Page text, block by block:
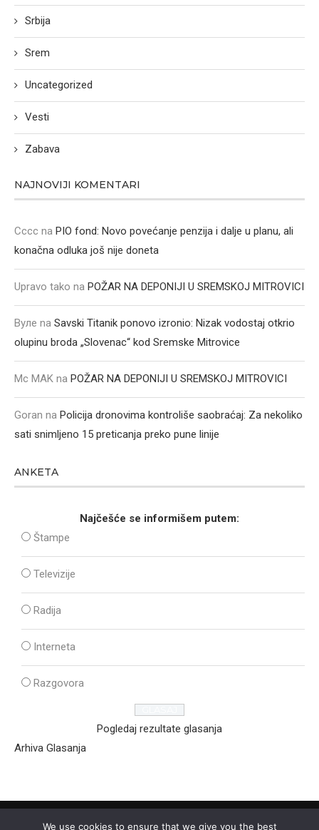
Srbija
Srem
Uncategorized
Vesti
Zabava
NAJNOVIJI KOMENTARI
Cccc na PIO fond: Novo povećanje penzija i dalje u planu, ali
konačna odluka još nije doneta
Upravo tako na POŽAR NA DEPONIJI U SREMSKOJ MITROVICI
Вуле na Savski Titanik ponovo izronio: Nizak vodostaj otkrio
olupinu broda „Slovenac“ kod Sremske Mitrovice
Mc MAK na POŽAR NA DEPONIJI U SREMSKOJ MITROVICI
Goran na Policija dronovima kontroliše saobraćaj: Za nekoliko
sati snimljeno 15 preticanja preko pune linije
ANKETA
Najčešće se informišem putem:
Štampe
Televizije
Radija
Interneta
Razgovora
Pogledaj rezultate glasanja
Arhiva Glasanja
We use cookies to ensure that we give you the best